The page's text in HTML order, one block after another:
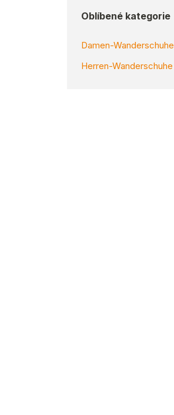
Oblíbené kategorie
Damen-Wanderschuhe
Herren-Wanderschuhe